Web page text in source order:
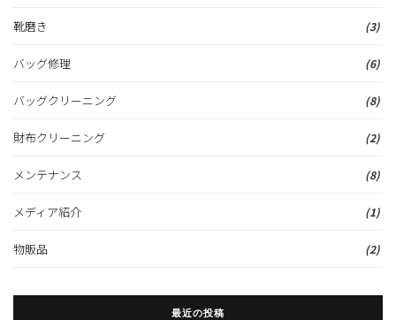
靴磨き (3)
バッグ修理 (6)
バッグクリーニング (8)
財布クリーニング (2)
メンテナンス (8)
メディア紹介 (1)
物販品 (2)
最近の投稿